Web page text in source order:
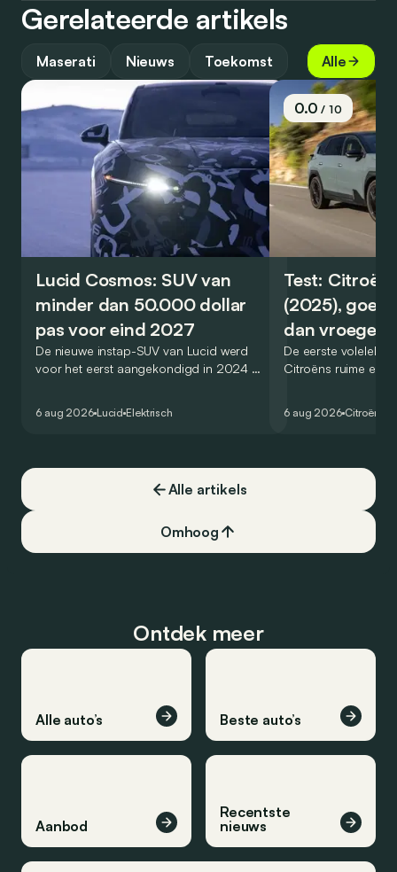
Gerelateerde artikels
Maserati Nieuws Toekomst Alle
Lucid Cosmos: SUV van
minder dan 50.000 dollar
pas voor eind 2027
De nieuwe instap-SUV van Lucid werd
voor het eerst aangekondigd in 2024 en
constructeur vervoegen.
6 aug 2026 Lucid Elektrisch
0.0/ 10
Test: Citroën
(2025), goed
dan vroeger
De eerste
Citroëns ruime en
dat ook gelukt?
6 aug 2026 Citroën
Alle artikels
Omhoog
Ontdek meer
Alle auto’s Beste auto’s
Aanbod
Recentste
nieuws